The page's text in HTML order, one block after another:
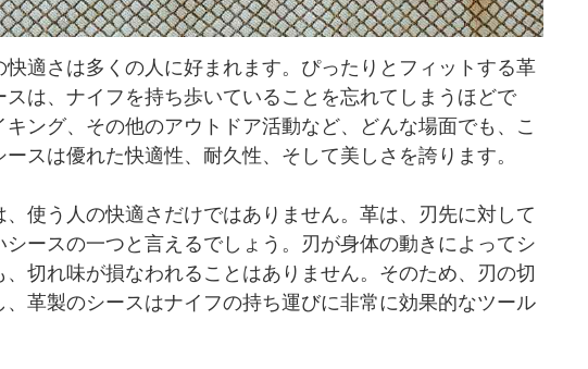
適さは多くの人に好まれます。ぴったりとフィットする革
は、ナイフを持ち歩いていることを忘れてしまうほどで
ング、その他のアウトドア活動など、どんな場面でも、こ
スは優れた快適性、耐久性、そして美しさを誇ります。
使う人の快適さだけではありません。革は、刃先に対して
ースの一つと言えるでしょう。刃が身体の動きによってシ
切れ味が損なわれることはありません。そのため、刃の切
革製のシースはナイフの持ち運びに非常に効果的なツール